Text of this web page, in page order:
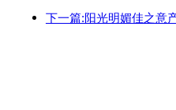
下一篇:阳光明媚佳之意